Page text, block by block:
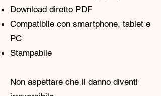
Download diretto PDF
Compatibile con smartphone, tablet e
PC
Stampabile
Non aspettare che il danno diventi